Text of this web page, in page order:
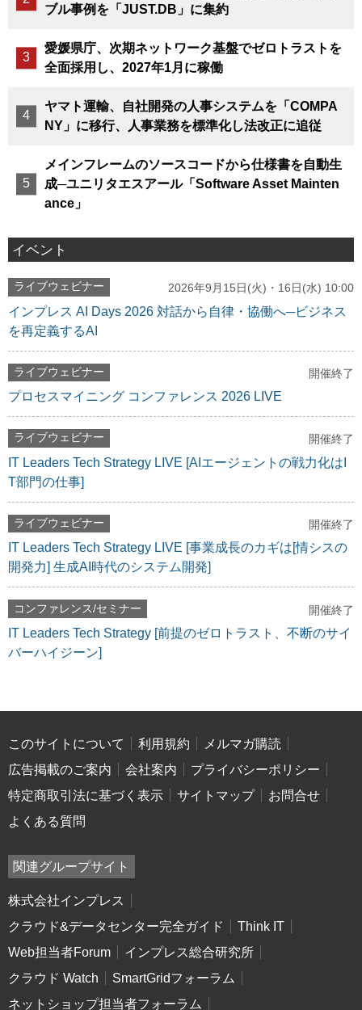
ブル事例を「JUST.DB」に集約
愛媛県庁、次期ネットワーク基盤でゼロトラストを
全面採用し、2027年1月に稼働
ヤマト運輸、自社開発の人事システムを「COMPA
NY」に移行、人事業務を標準化し法改正に追従
メインフレームのソースコードから仕様書を自動生
成─ユニリタエスアール「Software Asset Mainten
ance」
イベント
ライブウェビナー 2026年9月15日(火)・16日(水) 10:00
インプレス AI Days 2026 対話から自律・協働へ─ビジネス
を再定義するAI
ライブウェビナー 開催終了
プロセスマイニング コンファレンス 2026 LIVE
ライブウェビナー 開催終了
IT Leaders Tech Strategy LIVE [AIエージェントの戦力化はI
T部門の仕事]
ライブウェビナー 開催終了
IT Leaders Tech Strategy LIVE [事業成長のカギは[情シスの
開発力] 生成AI時代のシステム開発]
コンファレンス/セミナー 開催終了
IT Leaders Tech Strategy [前提のゼロトラスト、不断のサイ
バーハイジーン]
このサイトについて 利用規約
メルマガ購読
広告掲載のご案内
会社案内
プライバシーポリシー
特定商取引法に基づく表示
サイトマップ
お問合せ
よくある質問
関連グループサイト
株式会社インプレス
クラウド&データセンター完全ガイド
Think IT
Web担当者Forum
インプレス総合研究所
クラウド Watch
SmartGridフォーラム
ネットショップ担当者フォーラム